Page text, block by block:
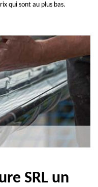
qui sont au plus bas.
SRL un